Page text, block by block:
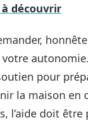
découvrir
votre
pour
la maison en
l’aide doit